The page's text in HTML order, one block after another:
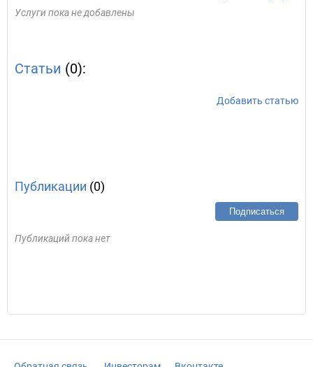
Услуги пока не добавлены
Статьи (0):
Добавить статью
Публикации (0)
Подписаться
Публикаций пока нет